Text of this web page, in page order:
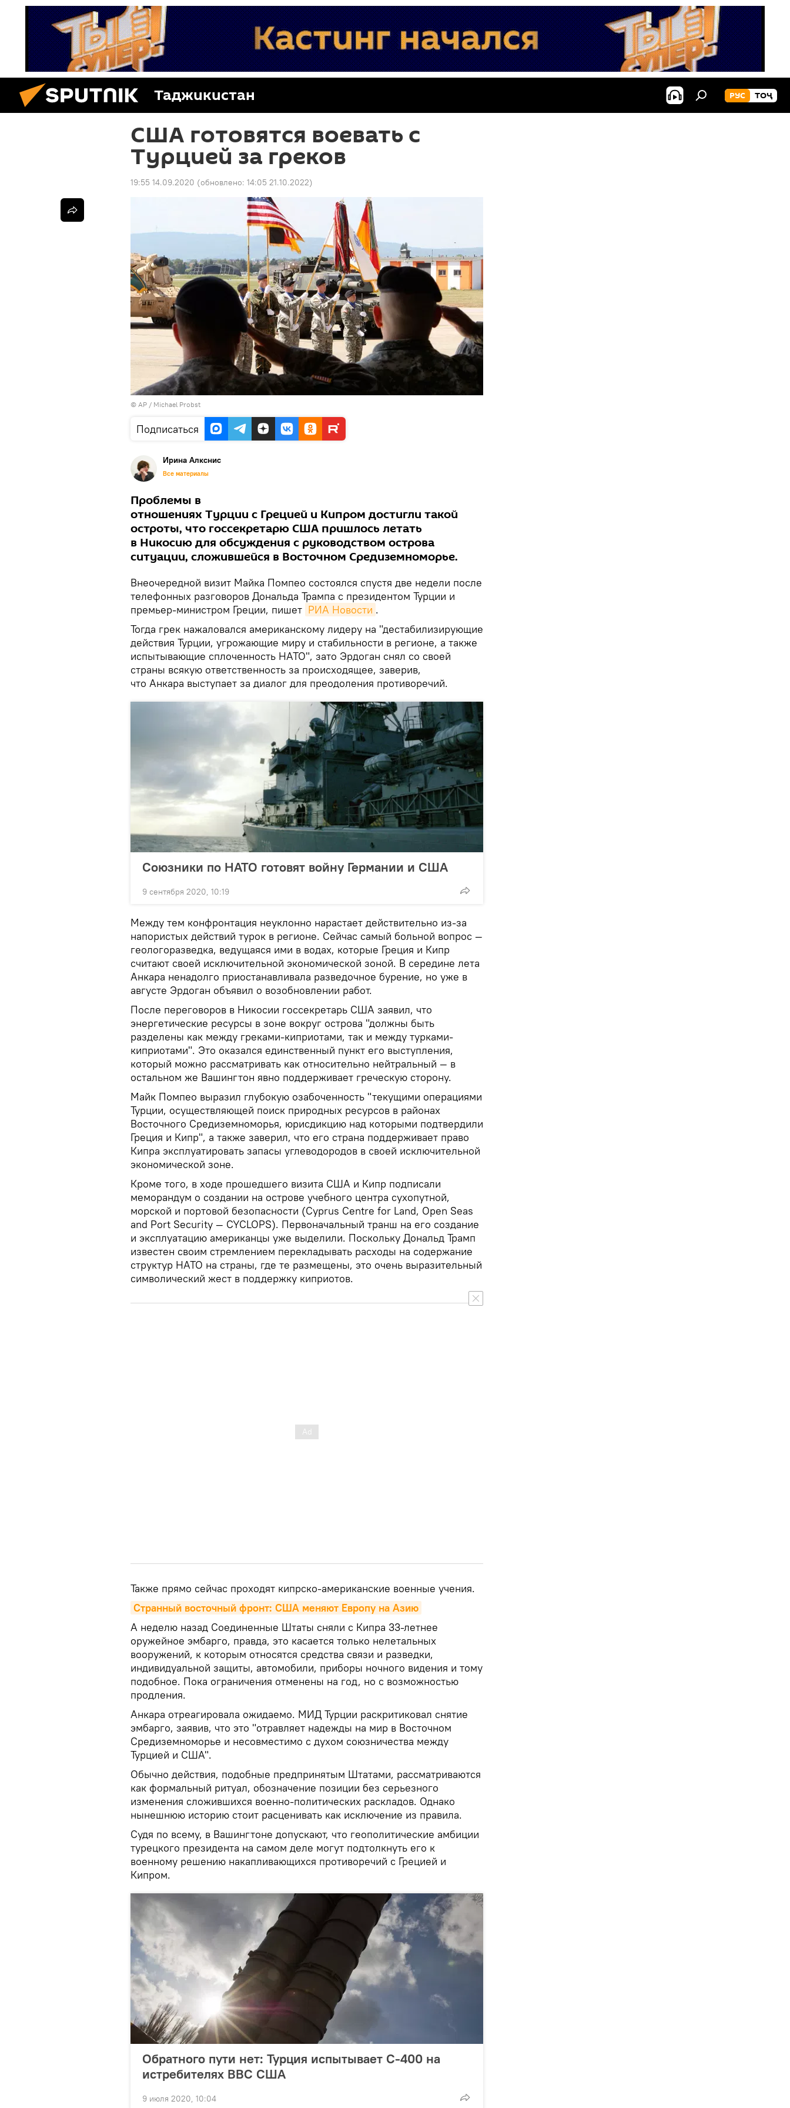
Таджикистан РУС ТОҶ
США готовятся воевать с
Турцией за греков
19:55 14.09.2020 (обновлено: 14:05 21.10.2022)
© AP / Michael Probst
Подписаться
Иринa Алкснис
Все материалы
Проблемы в
отношениях Турции с Грецией и Кипром достигли такой
остроты, что госсекретарю США пришлось летать
в Никосию для обсуждения с руководством острова
ситуации, сложившейся в Восточном Средиземноморье.
Внеочередной визит Майка Помпео состоялся спустя две недели после
телефонных разговоров Дональда Трампа с президентом Турции и
премьер-министром Греции, пишет РИА Новости .
Тогда грек нажаловался американскому лидеру на "дестабилизирующие
действия Турции, угрожающие миру и стабильности в регионе, а также
испытывающие сплоченность НАТО", зато Эрдоган снял со своей
страны всякую ответственность за происходящее, заверив,
что Анкара выступает за диалог для преодоления противоречий.
Союзники по НАТО готовят войну Германии и США
9 сентября 2020, 10:19
Между тем конфронтация неуклонно нарастает действительно из-за
напористых действий турок в регионе. Сейчас самый больной вопрос —
геологоразведка, ведущаяся ими в водах, которые Греция и Кипр
считают своей исключительной экономической зоной. В середине лета
Анкара ненадолго приостанавливала разведочное бурение, но уже в
августе Эрдоган объявил о возобновлении работ.
После переговоров в Никосии госсекретарь США заявил, что
энергетические ресурсы в зоне вокруг острова "должны быть
разделены как между греками-киприотами, так и между турками-
киприотами". Это оказался единственный пункт его выступления,
который можно рассматривать как относительно нейтральный — в
остальном же Вашингтон явно поддерживает греческую сторону.
Майк Помпео выразил глубокую озабоченность "текущими операциями
Турции, осуществляющей поиск природных ресурсов в районах
Восточного Средиземноморья, юрисдикцию над которыми подтвердили
Греция и Кипр", а также заверил, что его страна поддерживает право
Кипра эксплуатировать запасы углеводородов в своей исключительной
экономической зоне.
Кроме того, в ходе прошедшего визита США и Кипр подписали
меморандум о создании на острове учебного центра сухопутной,
морской и портовой безопасности (Cyprus Centre for Land, Open Seas
and Port Security — CYCLOPS). Первоначальный транш на его создание
и эксплуатацию американцы уже выделили. Поскольку Дональд Трамп
известен своим стремлением перекладывать расходы на содержание
структур НАТО на страны, где те размещены, это очень выразительный
символический жест в поддержку киприотов.
Также прямо сейчас проходят кипрско-американские военные учения.
Странный восточный фронт: США меняют Европу на Азию
А неделю назад Соединенные Штаты сняли с Кипра 33-летнее
оружейное эмбарго, правда, это касается только нелетальных
вооружений, к которым относятся средства связи и разведки,
индивидуальной защиты, автомобили, приборы ночного видения и тому
подобное. Пока ограничения отменены на год, но с возможностью
продления.
Анкара отреагировала ожидаемо. МИД Турции раскритиковал снятие
эмбарго, заявив, что это "отравляет надежды на мир в Восточном
Средиземноморье и несовместимо с духом союзничества между
Турцией и США".
Обычно действия, подобные предпринятым Штатами, рассматриваются
как формальный ритуал, обозначение позиции без серьезного
изменения сложившихся военно-политических раскладов. Однако
нынешнюю историю стоит расценивать как исключение из правила.
Судя по всему, в Вашингтоне допускают, что геополитические амбиции
турецкого президента на самом деле могут подтолкнуть его к
военному решению накапливающихся противоречий с Грецией и
Кипром.
Обратного пути нет: Турция испытывает С-400 на
истребителях ВВС США
9 июля 2020, 10:04